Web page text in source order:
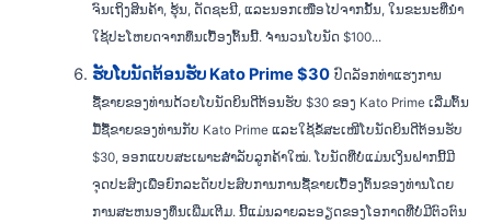
ຈົນເຖິງສິນຄ້າ, ຮຸ້ນ, ດັດຊະນີ, ແລະນອກເໜືອໄປຈາກນັ້ນ, ໃນຂະນະທີ່ນຳ
ໃຊ້ປະໂຫຍດຈາກທຶນເບື້ອງຕົ້ນນີ້. ຈໍານວນໂບນັດ $100...
ຮັບໂບນັດຕ້ອນຮັບ Kato Prime $30 ປົດລັອກທ່າແຮງການ
ຊື້ຂາຍຂອງທ່ານດ້ວຍໂບນັດຍິນດີຕ້ອນຮັບ $30 ຂອງ Kato Prime ເລີ່ມຕົ້ນ
ມື້ຊື້ຂາຍຂອງທ່ານກັບ Kato Prime ແລະໃຊ້ຂໍ້ສະເໜີໂບນັດຍິນດີຕ້ອນຮັບ
$30, ອອກແບບສະເພາະສຳລັບລູກຄ້າໃໝ່. ໂບນັດທີ່ບໍ່ແມ່ນເງິນຝາກນີ້ມີ
ຈຸດປະສົງເພື່ອຍົກລະດັບປະສົບການການຊື້ຂາຍເບື້ອງຕົ້ນຂອງທ່ານໂດຍ
ການສະຫນອງທຶນເພີ່ມເຕີມ. ນີ້ແມ່ນລາຍລະອຽດຂອງໂອກາດທີ່ບໍ່ມີຕົວຕົນ